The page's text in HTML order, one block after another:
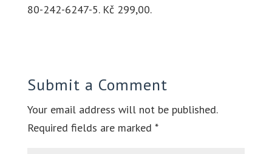
80-242-6247-5. Kč 299,00.
Submit a Comment
Your email address will not be published.
Required fields are marked *